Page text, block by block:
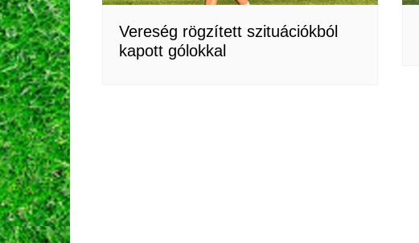
Vereség rögzített szituációkból
kapott gólokkal